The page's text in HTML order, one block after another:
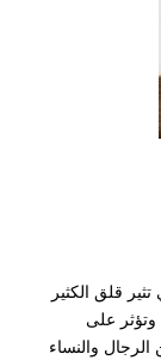
قلق الكثير
على
والنساء